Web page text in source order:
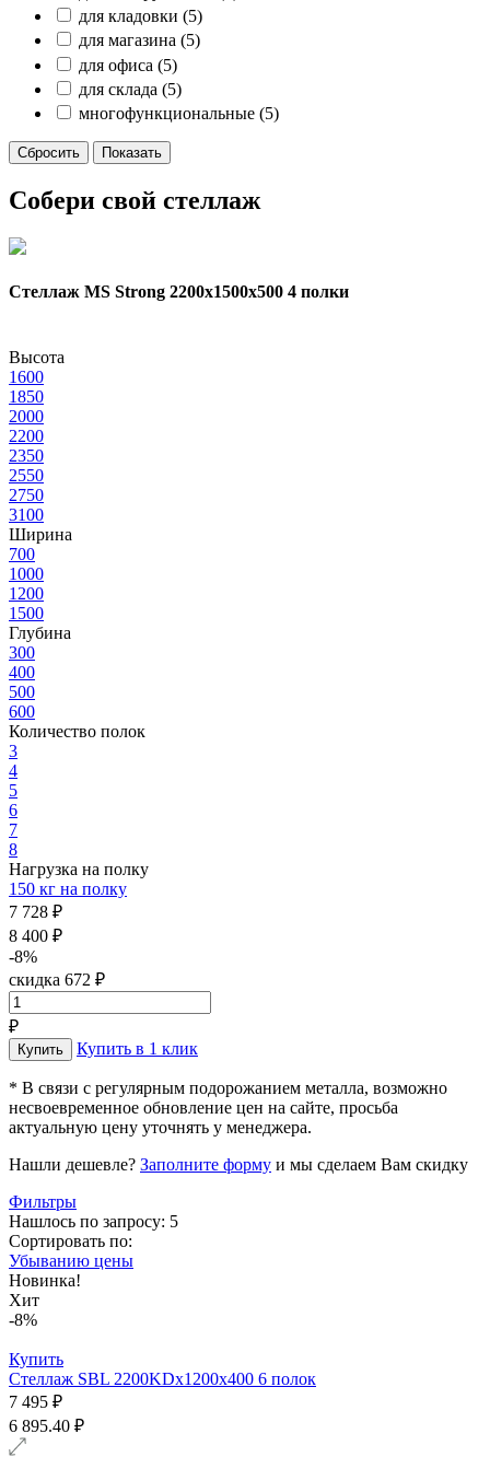
для кладовки (5)
для магазина (5)
для офиса (5)
для склада (5)
многофункциональные (5)
Собери свой стеллаж
Стеллаж MS Strong 2200х1500x500 4 полки
Высота
1600
1850
2000
2200
2350
2550
2750
3100
Ширина
700
1000
1200
1500
Глубина
300
400
500
600
Количество полок
3
4
5
6
7
8
Нагрузка на полку
150 кг на полку
7 728 ₽
8 400 ₽
-8%
скидка 672 ₽
₽
Купить в 1 клик
* В связи с регулярным подорожанием металла, возможно
несвоевременное обновление цен на сайте, просьба
актуальную цену уточнять у менеджера.
Нашли дешевле? Заполните форму и мы сделаем Вам скидку
Фильтры
Нашлось по запросу: 5
Сортировать по:
Убыванию цены
Новинка!
Хит
-8%
Купить
Стеллаж SBL 2200KDх1200x400 6 полок
7 495 ₽
6 895.40 ₽